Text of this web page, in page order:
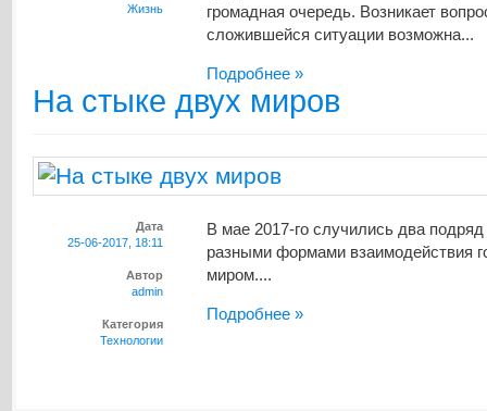
Жизнь
громадная очередь. Возникает
сложившейся ситуации возможна...
Подробнее »
На стыке двух миров
Дата
25-06-2017, 18:11
Автор
admin
Категория
Технологии
В мае 2017-го случились два
разными формами взаимодействия
миром....
Подробнее »